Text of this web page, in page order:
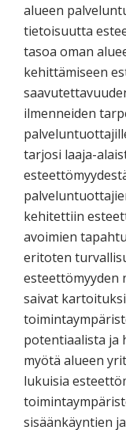
alueen
tietoisuutta
tasoa oman
kehittämiseen
ilmenneiden
tarjosi laaja-
kehitettiin
avoimien
eritoten
esteettömyyden
saivat
potentiaalista ja
myötä alueen
lukuisia
sisäänkäyntien